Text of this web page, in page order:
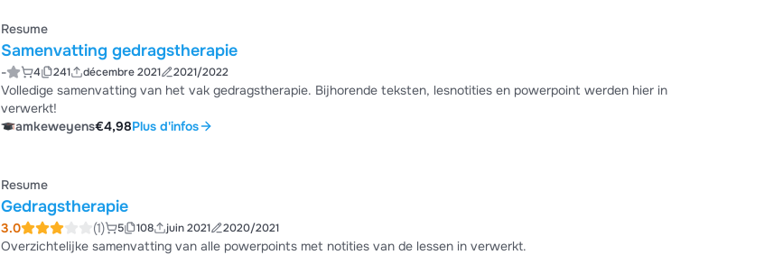
Resume
Samenvatting gedragstherapie
- 4 241 décembre 2021 2021/2022
Volledige samenvatting van het vak gedragstherapie. Bijhorende teksten, lesnotities en powerpoint werden hier in
verwerkt!
amkeweyens€4,98Plus d'infos
Resume
Gedragstherapie
3.0 (1) 5 108 juin 2021 2020/2021
Overzichtelijke samenvatting van alle powerpoints met notities van de lessen in verwerkt.